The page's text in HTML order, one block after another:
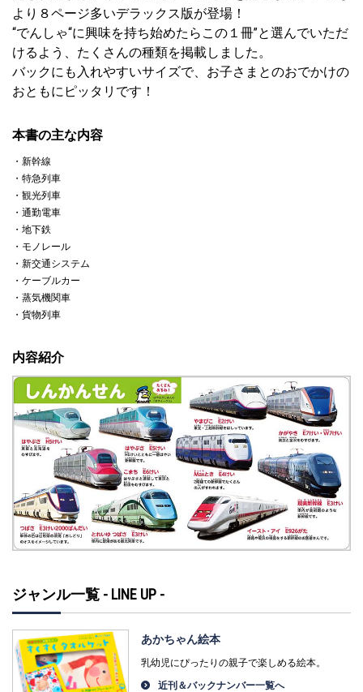
より８ページ多いデラックス版が登場！
“でんしゃ“に興味を持ち始めたらこの１冊”と選んでいただ
けるよう、たくさんの種類を掲載しました。
バックにも入れやすいサイズで、お子さまとのおでかけの
おともにピッタリです！
本書の主な内容
・新幹線
・特急列車
・観光列車
・通勤電車
・地下鉄
・モノレール
・新交通システム
・ケーブルカー
・蒸気機関車
・貨物列車
内容紹介
ジャンル一覧 - LINE UP -
あかちゃん絵本
乳幼児にぴったりの親子で楽しめる絵本。
近刊＆バックナンバー一覧へ